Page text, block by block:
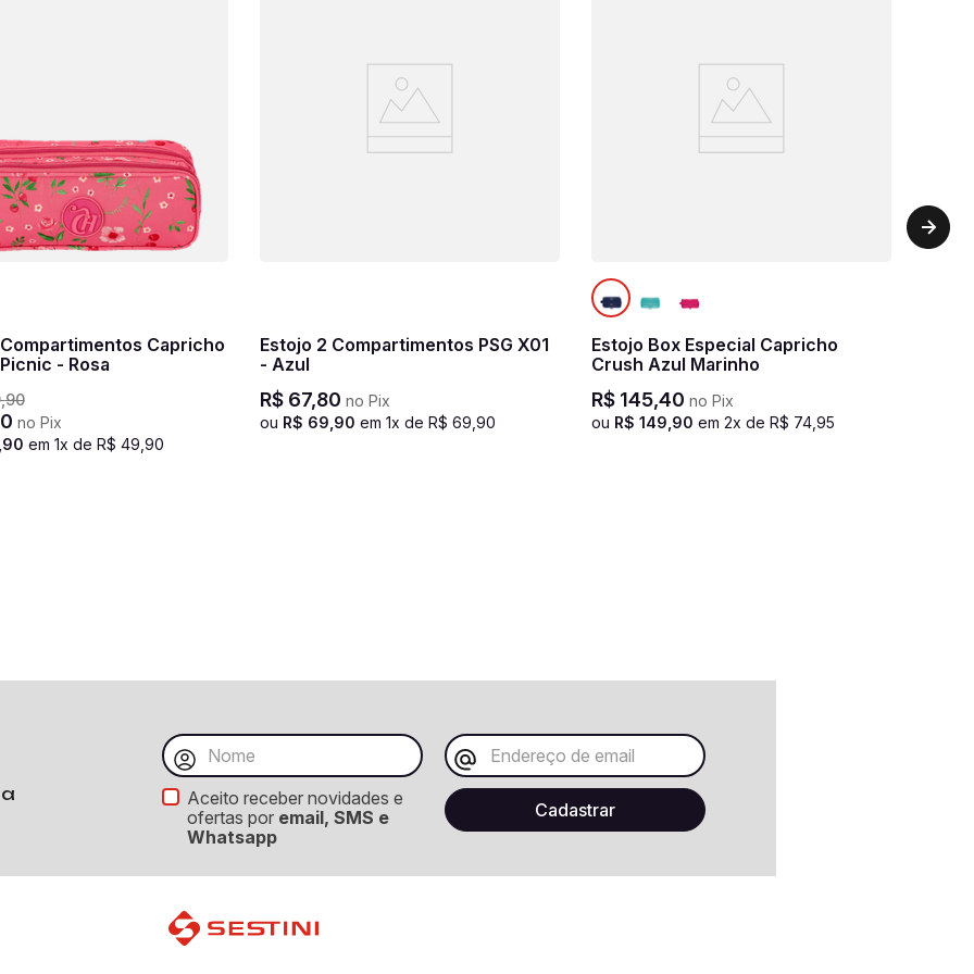
Capricho
- Rosa
,90
no Pix
90 em 1x de R$ 49 90
Estojo 2 Compartimentos PSG X01
- Azul
R$ 67,80 no Pix
ou R$ 69 90 em 1x de R$ 69 90
Estojo Box Especial Capricho
Crush Azul Marinho
R$ 145,40 no Pix
ou R$ 149 90 em 2x de R$ 74, 95
Aceito receber novidades e
ofertas por email, SMS e
Whatsapp